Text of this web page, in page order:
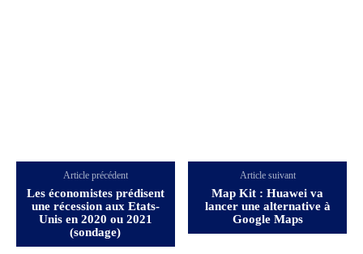
Article précédent
Les économistes prédisent
une récession aux Etats-
Unis en 2020 ou 2021
(sondage)
Article suivant
Map Kit : Huawei va
lancer une alternative à
Google Maps